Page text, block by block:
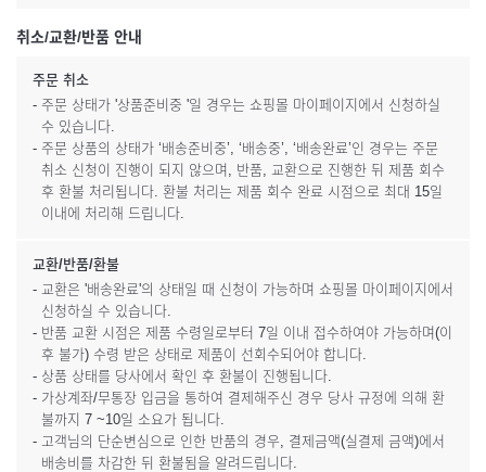
취소/교환/반품 안내
주문 취소
- 주문 상태가 '상품준비중 '일 경우는 쇼핑몰 마이페이지에서 신청하실
수 있습니다.
- 주문 상품의 상태가 ‘배송준비중’, ‘배송중’, ‘배송완료’인 경우는 주문
취소 신청이 진행이 되지 않으며, 반품, 교환으로 진행한 뒤 제품 회수
후 환불 처리됩니다. 환불 처리는 제품 회수 완료 시점으로 최대 15일
이내에 처리해 드립니다.
교환/반품/환불
- 교환은 '배송완료'의 상태일 때 신청이 가능하며 쇼핑몰 마이페이지에서
신청하실 수 있습니다.
- 반품 교환 시점은 제품 수령일로부터 7일 이내 접수하여야 가능하며(이
후 불가) 수령 받은 상태로 제품이 선회수되어야 합니다.
- 상품 상태를 당사에서 확인 후 환불이 진행됩니다.
- 가상계좌/무통장 입금을 통하여 결제해주신 경우 당사 규정에 의해 환
불까지 7 ~10일 소요가 됩니다.
- 고객님의 단순변심으로 인한 반품의 경우, 결제금액(실결제 금액)에서
배송비를 차감한 뒤 환불됨을 알려드립니다.